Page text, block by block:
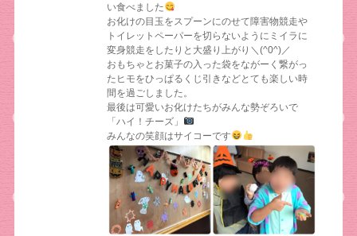
い食べました
お化けの目玉をスプーンにのせて障害物競走や
トイレットペーパーを切らないようにミイラに
変身競走をしたりと大盛り上がり＼(^0^)／
おもちゃとお菓子の入った袋をながーく繋がっ
たヒモをひっぱるくじ引きなどとても楽しい時
間を過ごしました。
最後は可愛いお化けたちがみんな勢ぞろいで
「ハイ！チーズ」
みんなの笑顔はサイコーです